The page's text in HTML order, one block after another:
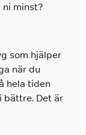
ni minst?
som hjälper
när du
hela tiden
bättre. Det är